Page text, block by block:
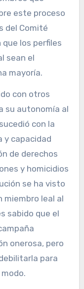
este proceso
del Comité
los perfiles
sean el
mayoría.
con otros
su autonomía al
con la
y capacidad
de derechos
y homicidios
se ha visto
miembro leal al
sabido que el
onerosa, pero
para